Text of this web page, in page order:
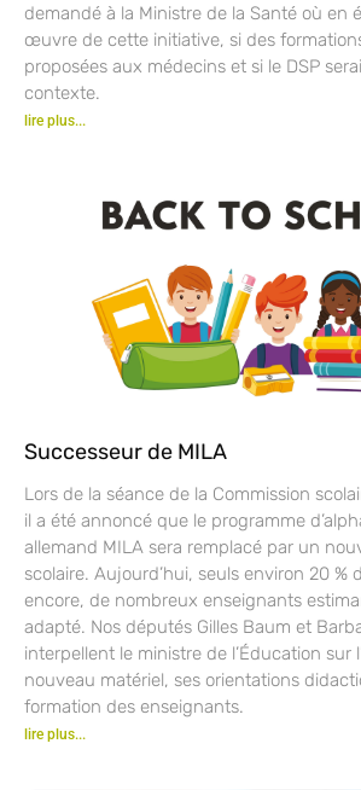
demandé à la Ministre de la Santé où en
œuvre de cette initiative, si des
proposées aux médecins et si le DSP
contexte.
lire plus...
Successeur de MILA
Lors de la séance de la Commission
il a été annoncé que le programme
allemand MILA sera remplacé par un
scolaire. Aujourd’hui, seuls environ 20 %
encore, de nombreux enseignants
adapté. Nos députés Gilles Baum et
interpellent le ministre de l’Éducation sur
nouveau matériel, ses orientations
formation des enseignants.
lire plus...